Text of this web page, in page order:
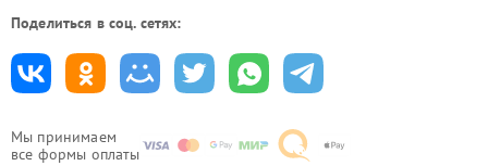
Мы принимаем
все формы оплаты
Поделиться в соц. сетях: